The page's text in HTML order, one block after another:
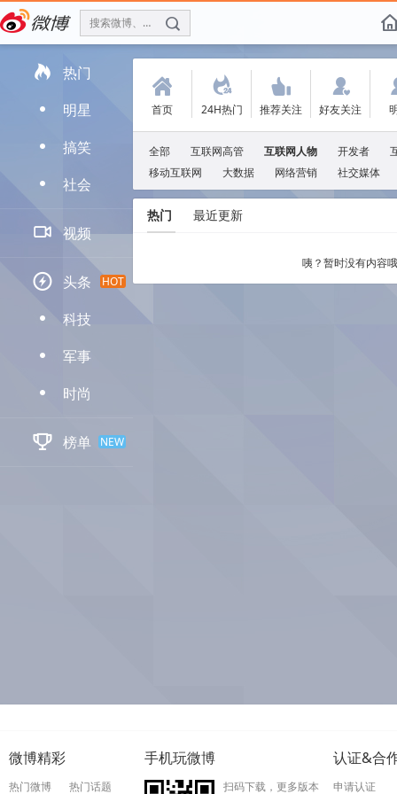
搜索微博、找人 f
 热门
D 明星
D 搞笑
D 社会
 视频
 头条 HOT
D 科技
D 军事
D 时尚
 榜单 NEW
(
首页
.
24H热门
'
推荐关注
:
好友关注
全部 互联网高管 互联网人物 开发者
移动互联网
大数据 网络营销 社交媒体
热门 最近更新
咦？暂时没有内容
微博精彩
热门微博 热门话题
手机玩微博
扫码下载，更多版本
认证&合
申请认证